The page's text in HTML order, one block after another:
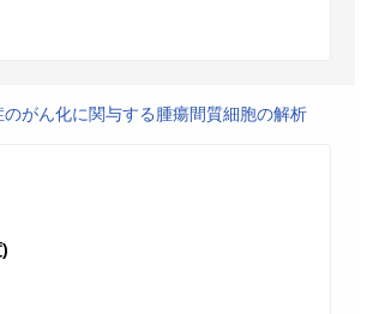
のがん化に関与する腫瘍間質細胞の解析